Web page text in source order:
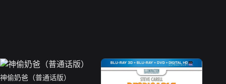
神偷奶爸（普通话版）